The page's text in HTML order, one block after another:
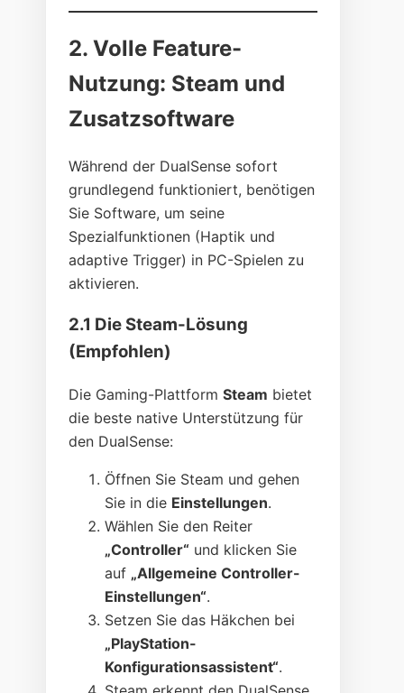
2. Volle Feature-
Nutzung: Steam und
Zusatzsoftware
Während der DualSense sofort
grundlegend funktioniert, benötigen
Sie Software, um seine
Spezialfunktionen (Haptik und
adaptive Trigger) in PC-Spielen zu
aktivieren.
2.1 Die Steam-Lösung
(Empfohlen)
Die Gaming-PlattformSteam bietet
die beste native Unterstützung für
den DualSense:
Öffnen Sie Steam und gehen
Sie in die Einstellungen.
Wählen Sie den Reiter
„Controller“ und klicken Sie
auf „Allgemeine Controller-
Einstellungen“.
Setzen Sie das Häkchen bei
„PlayStation-
Konfigurationsassistent“.